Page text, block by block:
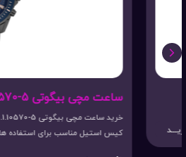
ساعت مچی بیگوتی BG.1.10570-5
کیس استیل مناسب برای استفاده های رسمی و...